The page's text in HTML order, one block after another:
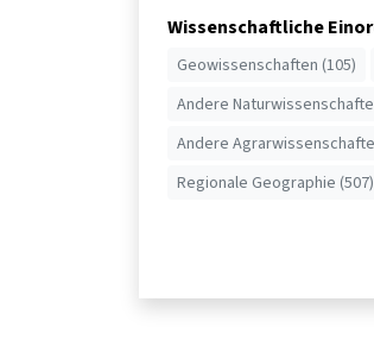
Wissenschaftliche
Geowissenschaften (105)
Andere
Andere
Regionale Geographie (507)